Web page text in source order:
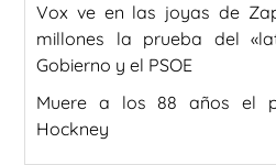
Vox ve en las joyas de
millones la prueba del
Gobierno y el PSOE
Muere a los 88 años el
Hockney